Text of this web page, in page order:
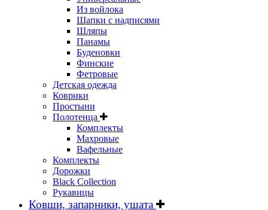
Из войлока
Шапки с надписями
Шляпы
Панамы
Буденовки
Финские
Фетровые
Детская одежда
Коврики
Простыни
Полотенца
Комплекты
Махровые
Вафельные
Комплекты
Дорожки
Black Collection
Рукавицы
Ковши, запарники, ушата